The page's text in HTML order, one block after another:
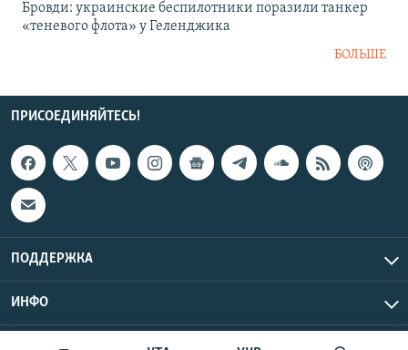
Бровди: украинские беспилотники поразили танкер
«теневого флота» у Геленджика
БОЛЬШЕ
ПРИСОЕДИНЯЙТЕСЬ!
ПОДДЕРЖКА
ИНФО